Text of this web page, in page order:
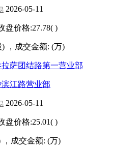
2026-05-11
盘价格:27.78( )
) ，成交金额: (万)
萨团结路第一营业部
江路营业部
2026-05-11
盘价格:25.01( )
，成交金额: (万)